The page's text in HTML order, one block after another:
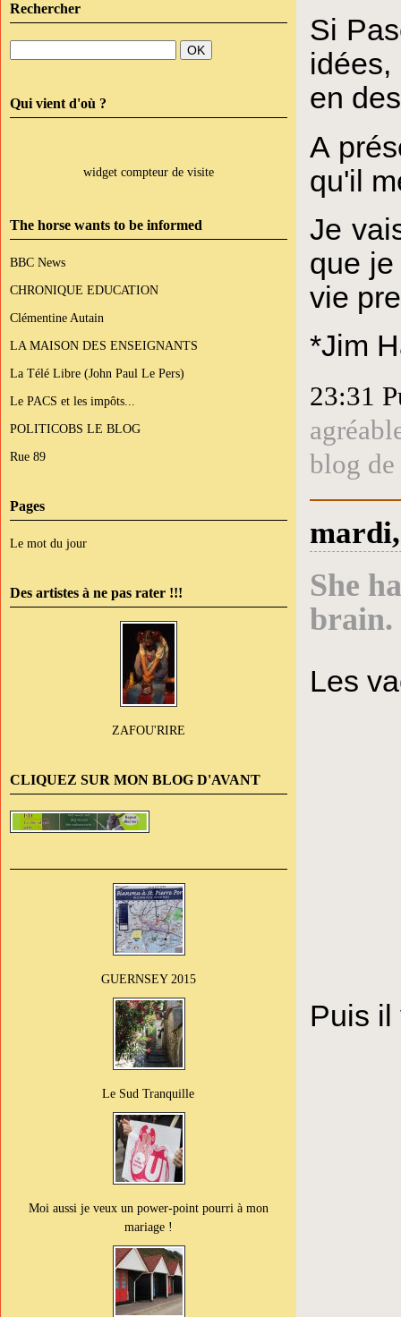
Rechercher
Qui vient d'où ?
widget compteur de visite
The horse wants to be informed
BBC News
CHRONIQUE EDUCATION
Clémentine Autain
LA MAISON DES ENSEIGNANTS
La Télé Libre (John Paul Le Pers)
Le PACS et les impôts...
POLITICOBS LE BLOG
Rue 89
Pages
Le mot du jour
Des artistes à ne pas rater !!!
ZAFOU'RIRE
CLIQUEZ SUR MON BLOG D'AVANT
GUERNSEY 2015
Le Sud Tranquille
Moi aussi je veux un power-point pourri à mon
mariage !
Si
en
A
qu'il
Je
que
vie
*Jim
23:31
blog
She
Les
Puis il